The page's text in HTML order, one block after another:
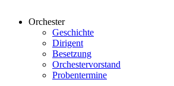
Orchester
Geschichte
Dirigent
Besetzung
Orchestervorstand
Probentermine